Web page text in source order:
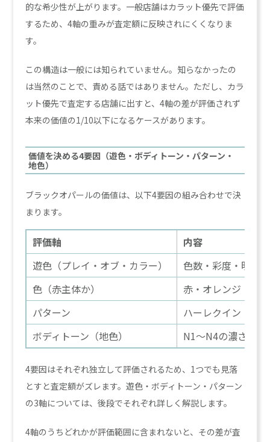
的な希少性が上がります。一般店舗はカラット優先で評価
するため、4軸の重みが査定額に反映されにくくなりま
す。
この構造は一般には知られていません。知らなかったの
は当然のことで、責める話ではありません。ただし、カラ
ット優先で査定する店舗に出すと、4軸の差が評価されず
本来の価値の1/10以下になるケースがあります。
価値を決める4要因（遊色・ボディトーン・パターン・
地色）
ブラックオパールの価値は、以下4要因の組み合わせで決
まります。
評価軸
内容
遊色（プレイ・オブ・カラー）
色数・彩度・明度
色（赤主体か）
赤・オレンジ・緑
パターン
ハーレクイン・ブ
ボディトーン（地色）
N1〜N4の濃さ
4要因はそれぞれ独立して評価されるため、1つでも見落
とすと査定額がズレます。遊色・ボディトーン・パターン
の3軸については、後段でそれぞれ詳しく解説します。
4軸のうちどれかが評価範囲に含まれないと、その差が査